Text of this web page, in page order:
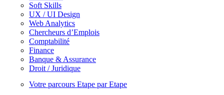
Soft Skills
UX / UI Design
Web Analytics
Chercheurs d’Emplois
Comptabilité
Finance
Banque & Assurance
Droit / Juridique
Votre parcours Etape par Etape